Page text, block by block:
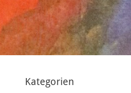
Kategorien